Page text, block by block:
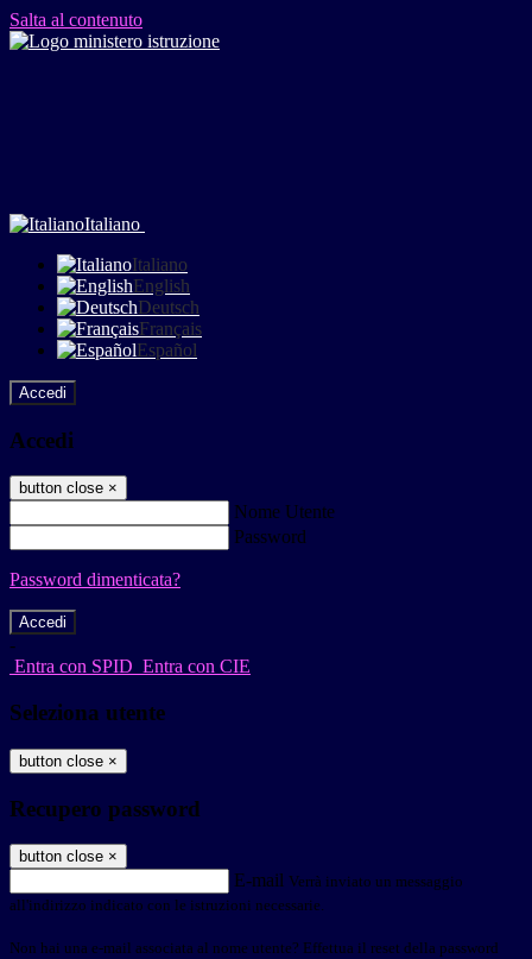
Salta al contenuto
Italiano
Italiano
English
Deutsch
Français
Español
Accedi
Accedi
button close ×
Nome Utente
Password
Password dimenticata?
-
Entra con SPID Entra con CIE
Seleziona utente
button close ×
Recupero password
button close ×
E-mail Verrà inviato un messaggio
all'indirizzo indicato con le istruzioni necessarie.
Non hai una e-mail associata al nome utente? Effettua il reset della password